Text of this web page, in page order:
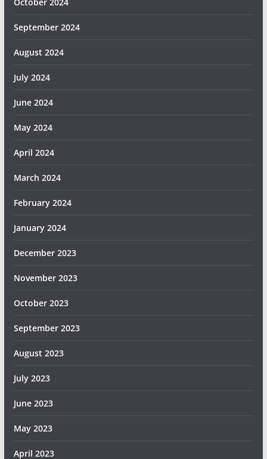
September 2024
August 2024
July 2024
June 2024
May 2024
April 2024
March 2024
February 2024
January 2024
December 2023
November 2023
October 2023
September 2023
August 2023
July 2023
June 2023
May 2023
April 2023